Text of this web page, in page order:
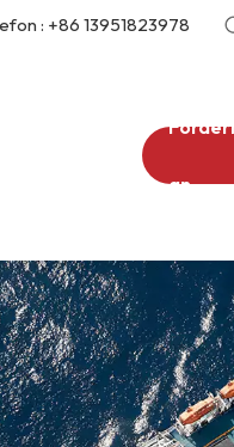
: +86 13951823978
an